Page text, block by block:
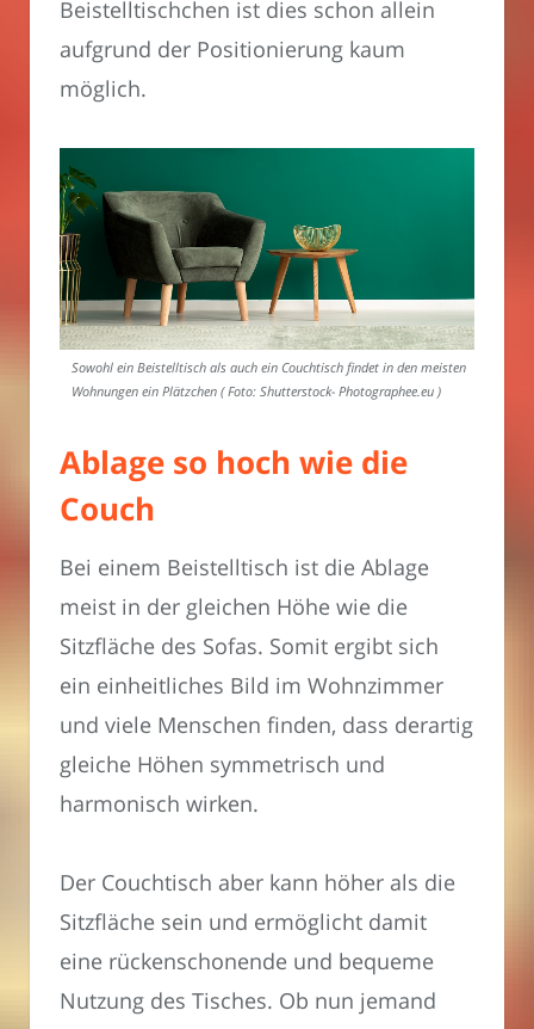
Beistelltischchen ist dies schon allein
aufgrund der Positionierung kaum
möglich.
Sowohl ein Beistelltisch als auch ein Couchtisch findet in den meisten
Wohnungen ein Plätzchen ( Foto: Shutterstock- Photographee.eu )
Ablage so hoch wie die
Couch
Bei einem Beistelltisch ist die Ablage
meist in der gleichen Höhe wie die
Sitzfläche des Sofas. Somit ergibt sich
ein einheitliches Bild im Wohnzimmer
und viele Menschen finden, dass derartig
gleiche Höhen symmetrisch und
harmonisch wirken.
Der Couchtisch aber kann höher als die
Sitzfläche sein und ermöglicht damit
eine rückenschonende und bequeme
Nutzung des Tisches. Ob nun jemand